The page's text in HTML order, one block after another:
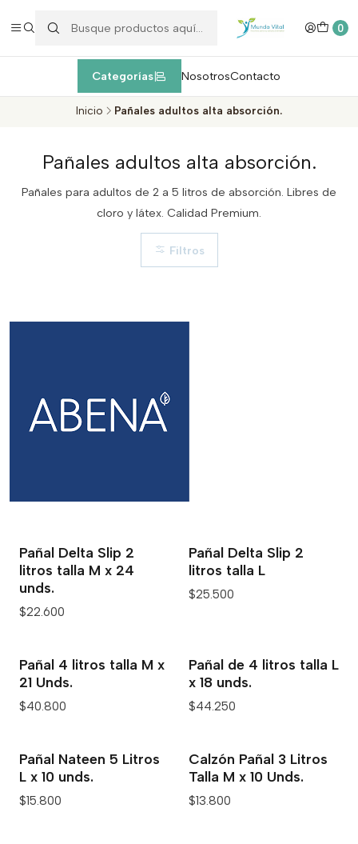
0
Categorías NosotrosContacto
Enviamos EXPRESS máximo 1 día de entrega después de la
compradentro de la Región Metropolitana, Valparaíso y Viña del Mar
Inicio Pañales adultos alta absorción.
Pañales adultos alta absorción.
Pañales para adultos de 2 a 5 litros de absorción. Libres de
cloro y látex. Calidad Premium.
Filtros
Pañal Delta Slip 2
litros talla M x 24
unds.
$22.600
Pañal Delta Slip 2
litros talla L
$25.500
Pañal 4 litros talla M x
21 Unds.
$40.800
Pañal de 4 litros talla L
x 18 unds.
$44.250
Pañal Nateen 5 Litros
L x 10 unds.
$15.800
Calzón Pañal 3 Litros
Talla M x 10 Unds.
$13.800